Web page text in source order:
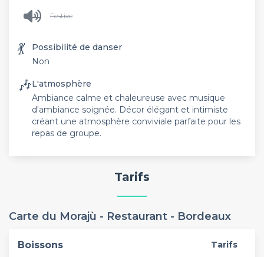
Festive
💃
Possibilité de danser
Non
🎶L'atmosphère
Ambiance calme et chaleureuse avec musique
d'ambiance soignée. Décor élégant et intimiste
créant une atmosphère conviviale parfaite pour les
repas de groupe.
Tarifs
Carte du Morajù - Restaurant - Bordeaux
Boissons Tarifs